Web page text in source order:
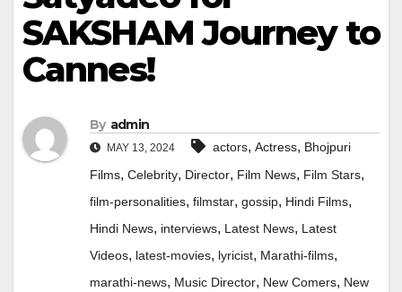
SAKSHAM Journey to
Cannes!
By admin
MAY 13, 2024 actors, Actress, Bhojpuri
Films, Celebrity, Director, Film News, Film Stars,
film-personalities, filmstar, gossip, Hindi Films,
Hindi News, interviews, Latest News, Latest
Videos, latest-movies, lyricist, Marathi-films,
marathi-news, Music Director, New Comers, New